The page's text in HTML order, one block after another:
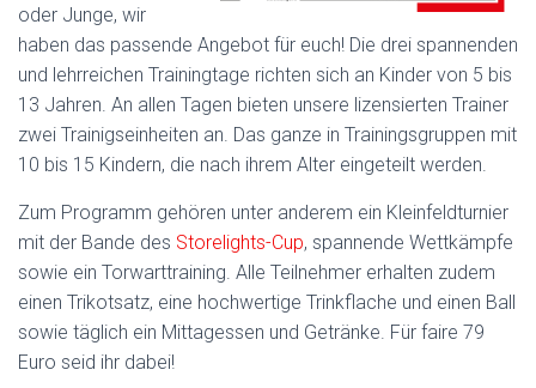
oder Junge, wir
haben das passende Angebot für euch! Die drei spannenden
und lehrreichen Trainingtage richten sich an Kinder von 5 bis
13 Jahren. An allen Tagen bieten unsere lizensierten Trainer
zwei Trainigseinheiten an. Das ganze in Trainingsgruppen mit
10 bis 15 Kindern, die nach ihrem Alter eingeteilt werden.
Zum Programm gehören unter anderem ein Kleinfeldturnier
mit der Bande des Storelights-Cup, spannende Wettkämpfe
sowie ein Torwarttraining. Alle Teilnehmer erhalten zudem
einen Trikotsatz, eine hochwertige Trinkflache und einen Ball
sowie täglich ein Mittagessen und Getränke. Für faire 79
Euro seid ihr dabei!